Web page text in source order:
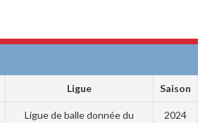
Ligue Saison
Ligue de balle donnée du
2024